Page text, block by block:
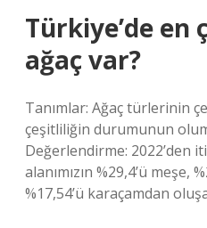
Türkiye’de en
ağaç var?
Tanımlar: Ağaç türlerinin
çeşitliliğin durumunun
Değerlendirme: 2022’den
alanımızın %29,4’ü meşe,
%17,54’ü karaçamdan